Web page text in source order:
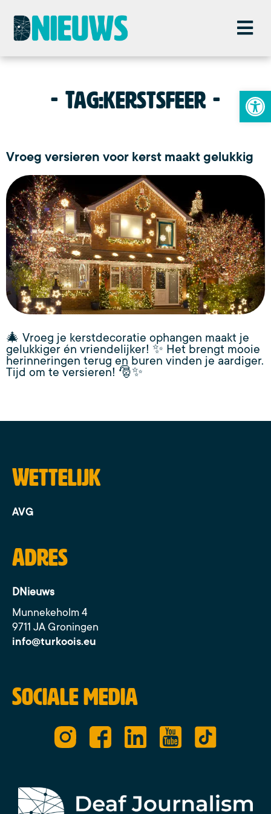
Tag:kerstsfeer
Vroeg versieren voor kerst maakt gelukkig
🎄 Vroeg je kerstdecoratie ophangen maakt je
gelukkiger én vriendelijker! ✨ Het brengt mooie
herinneringen terug en buren vinden je aardiger.
Tijd om te versieren! 🎅✨
Wettelijk
AVG
Adres
DNieuws
Munnekeholm 4
9711 JA Groningen
info@turkoois.eu
Sociale media